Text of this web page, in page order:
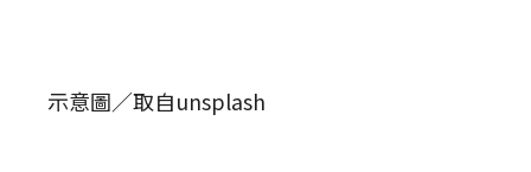
示意圖／取自unsplash